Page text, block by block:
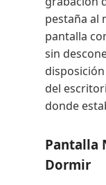
pestaña al
pantalla
sin
del
donde
Pantalla
Dormir